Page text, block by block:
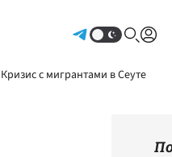
Кризис с мигрантами в Сеуте